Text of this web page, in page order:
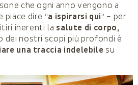
che ogni anno vengono a
piace dire “a ispirarsi qui” – per
inerenti la salute di corpo,
dei nostri scopi più profondi è
una traccia indelebile su